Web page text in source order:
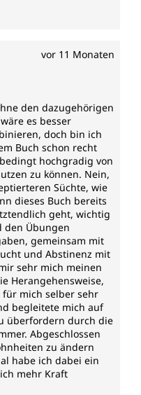
vor 11 Monaten
von 5 von 5 Sternen
den dazugehörigen
es besser
doch bin ich
Buch schon recht
hochgradig von
zu können. Nein,
Süchte, wie
dieses Buch bereits
geht, wichtig
den Übungen
gemeinsam mit
und Abstinenz mit
sehr mich meinen
Herangehensweise,
mich selber sehr
begleitete mich auf
überfordern durch die
Abgeschlossen
zu ändern
habe ich dabei ein
mehr Kraft